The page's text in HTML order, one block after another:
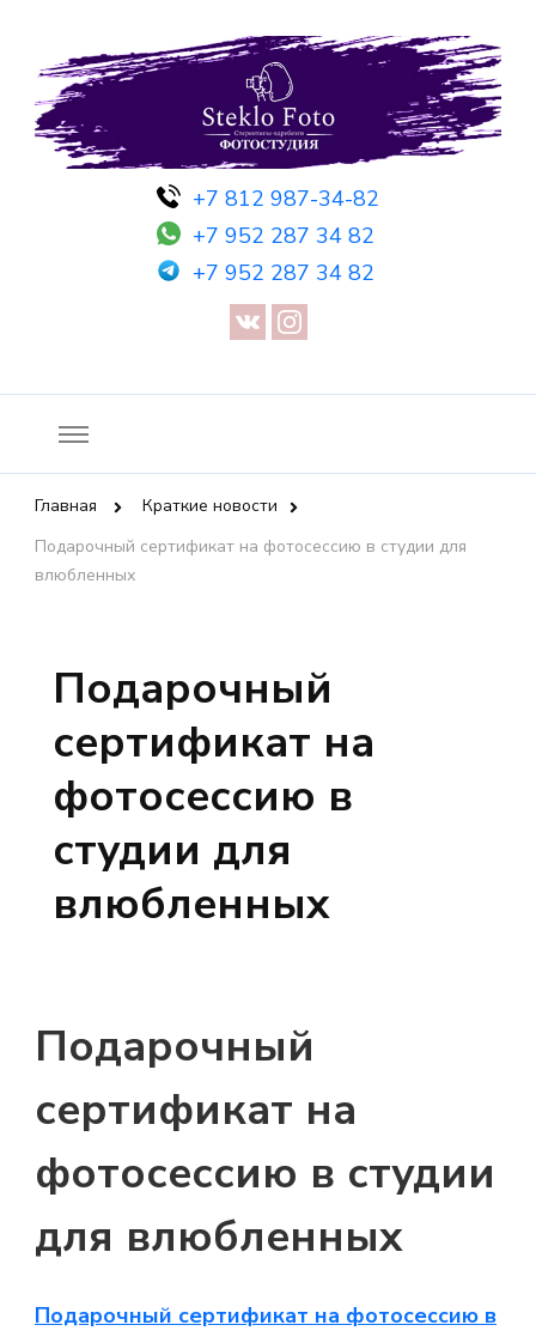
+7 812 987-34-82
+7 952 287 34 82
+7 952 287 34 82
Фотостудия SF
Фотосессия в студии СПб — Фотосессия в Санкт-Петербурге
— Предметная съемка — Невидимый манекен — Прозрачный
манекен — Сертификат на фотосессию
Главная
Краткие новости
Подарочный сертификат на фотосессию в студии для
влюбленных
Подарочный
сертификат на
фотосессию в
студии для
влюбленных
Подарочный
сертификат на
фотосессию в студии
для влюбленных
Подарочный сертификат на фотосессию в